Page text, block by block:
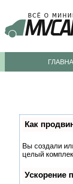
Как
Вы создали
целый
Ускорение